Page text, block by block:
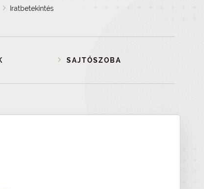
Iratbetekintés
SAJTÓSZOBA